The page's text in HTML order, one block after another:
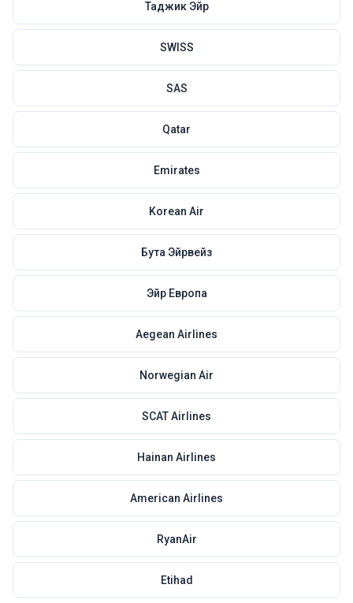
Таджик Эйр
SWISS
SAS
Qatar
Emirates
Korean Air
Бута Эйрвейз
Эйр Европа
Aegean Airlines
Norwegian Air
SCAT Airlines
Hainan Airlines
American Airlines
RyanAir
Etihad